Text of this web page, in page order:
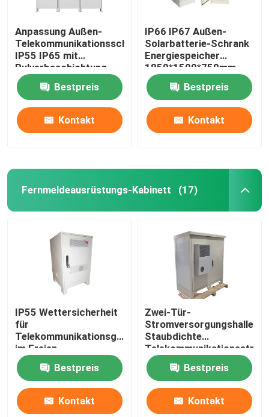
Anpassung Außen-
Telekommunikationsschrank
IP55 IP65 mit
Pulverbeschichtung
Bestpreis
Kontakt
IP66 IP67 Außen-
Solarbatterie-Schrank
Energiespeicher
1850*1500*750mm
Bestpreis
Kontakt
Fernmeldeausrüstungs-Kabinett (17)
IP55 Wettersicherheit
für
Telekommunikationsgeräte
im Freien
Bestpreis
Kontakt
Zwei-Tür-
Stromversorgungshalle
Staubdichte
IP55-IP68
Bestpreis
Kontakt